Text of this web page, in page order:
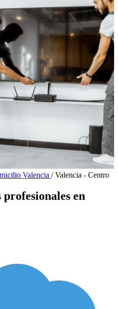
Valencia / Valencia - Centro
en